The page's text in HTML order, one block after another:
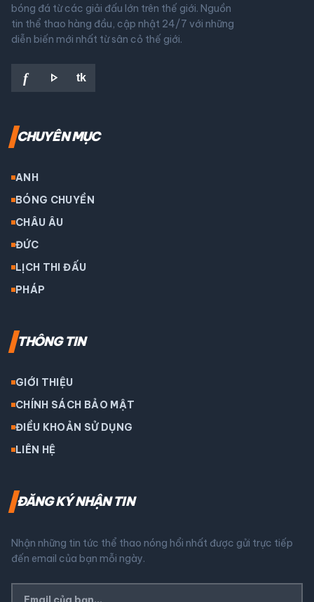
bóng đá từ các giải đấu lớn trên thế giới. Nguồn
tin thể thao hàng đầu, cập nhật 24/7 với những
diễn biến mới nhất từ sân cỏ thế giới.
f play_arrow tk
CHUYÊN MỤC
ANH
BÓNG CHUYỀN
CHÂU ÂU
ĐỨC
LỊCH THI ĐẤU
PHÁP
THÔNG TIN
GIỚI THIỆU
CHÍNH SÁCH BẢO MẬT
ĐIỀU KHOẢN SỬ DỤNG
LIÊN HỆ
ĐĂNG KÝ NHẬN TIN
Nhận những tin tức thể thao nóng hổi nhất được gửi trực tiếp
đến email của bạn mỗi ngày.